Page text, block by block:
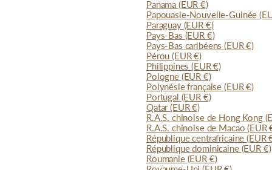
Panama (EUR €)
Papouasie-Nouvelle-Guinée
Paraguay (EUR €)
Pays-Bas (EUR €)
Pays-Bas caribéens(EUR €)
Pérou(EUR €)
Philippines(EUR €)
Pologne (EUR €)
Polynésie française (EUR €)
Portugal (EUR €)
Qatar(EUR €)
R.A.S. chinoise de Hong Kong
R.A.S. chinoise de Macao(EUR
République centrafricaine(EUR
République dominicaine (EUR €)
Roumanie (EUR €)